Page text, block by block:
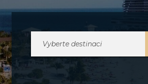
Vyberte destinaci